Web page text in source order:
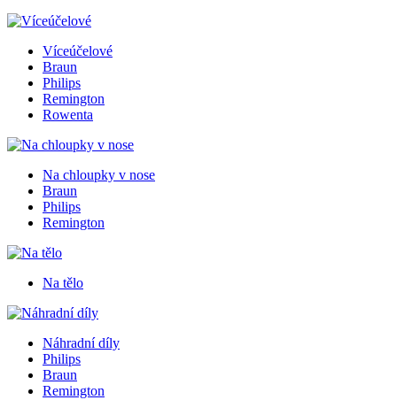
Víceúčelové
Braun
Philips
Remington
Rowenta
Na chloupky v nose
Braun
Philips
Remington
Na tělo
Náhradní díly
Philips
Braun
Remington